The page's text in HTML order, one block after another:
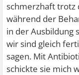
schmerzhaft trotz
während der
in der Ausbildung
wir sind gleich
sagen. Mit
schickte sie mich